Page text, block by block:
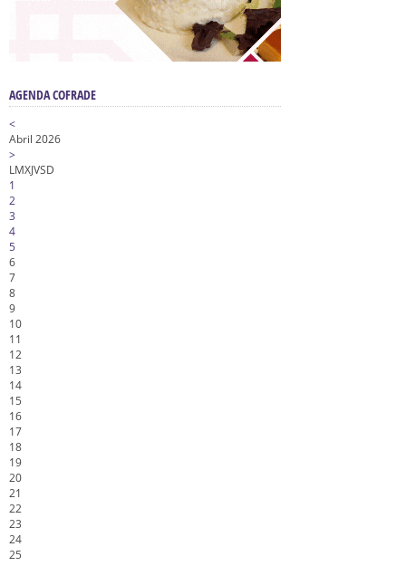
AGENDA COFRADE
<
Abril 2026
>
LMXJVSD
1
2
3
4
5
6
7
8
9
10
11
12
13
14
15
16
17
18
19
20
21
22
23
24
25